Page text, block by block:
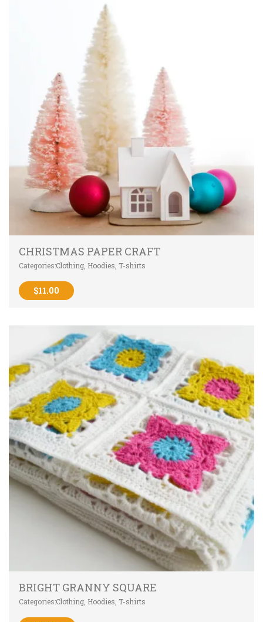
CHRISTMAS PAPER CRAFT
Categories:Clothing, Hoodies, T-shirts
$11.00
BRIGHT GRANNY SQUARE
Categories:Clothing, Hoodies, T-shirts